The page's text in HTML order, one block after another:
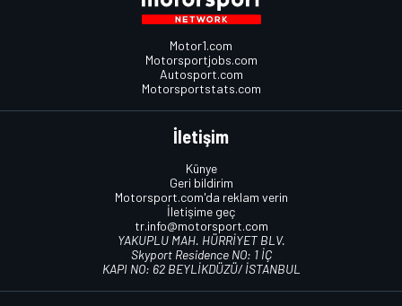
Motor1.com
Motorsportjobs.com
Autosport.com
Motorsportstats.com
İletişim
Künye
Geri bildirim
Motorsport.com'da reklam verin
İletişime geç
tr.info@motorsport.com
YAKUPLU MAH. HÜRRİYET BLV.
Skyport Residence NO: 1 İÇ
KAPI NO: 62 BEYLİKDÜZÜ/ İSTANBUL